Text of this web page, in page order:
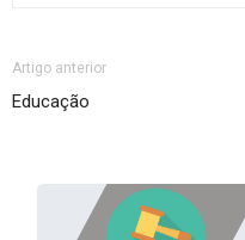
Artigo anterior
Educação